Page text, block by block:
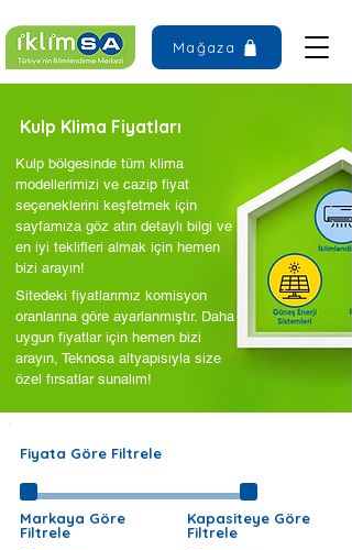
Mağaza
Kulp Klima Fiyatları
Kulp bölgesinde tüm klima
modellerimizi ve cazip fiyat
seçeneklerini keşfetmek için
sayfamıza göz atın detaylı bilgi ve
en iyi teklifleri almak için hemen
bizi arayın!
Sitedeki fiyatlarımız komisyon
oranlarına göre ayarlanmıştır. Daha
uygun fiyatlar için hemen bizi
arayın, Teknosa altyapısıyla size
özel fırsatlar sunalım!
Fiyata Göre Filtrele
Markaya Göre
Filtrele
Kapasiteye Göre
Filtrele